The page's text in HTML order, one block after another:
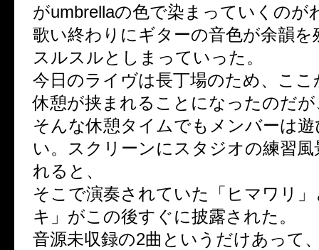
がumbrellaの色で染まっていくのが
歌い終わりにギターの音色が余韻を
スルスルとしまっていった。
今日のライヴは長丁場のため、ここ
休憩が挟まれることになったのだが
そんな休憩タイムでもメンバーは
い。スクリーンにスタジオの練習
れると、
そこで演奏されていた「ヒマワリ
キ」がこの後すぐに披露された。
音源未収録の2曲というだけあって